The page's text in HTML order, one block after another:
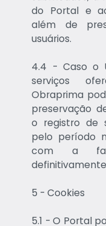
do Portal e
além de
usuários.
4.4 - Caso o
serviços
Obraprima
preservação
o registro de
pelo período
com a
5 - Cookies
5.1 - O Portal